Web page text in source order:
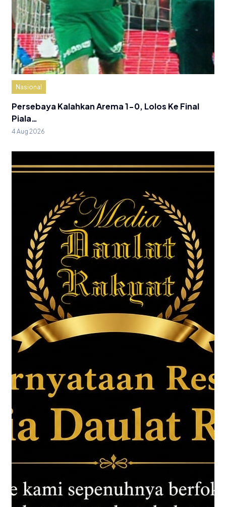
Nasional
Persebaya Kalahkan Arema 1-0, Lolos Ke Final
Piala…
4 Aug 2026